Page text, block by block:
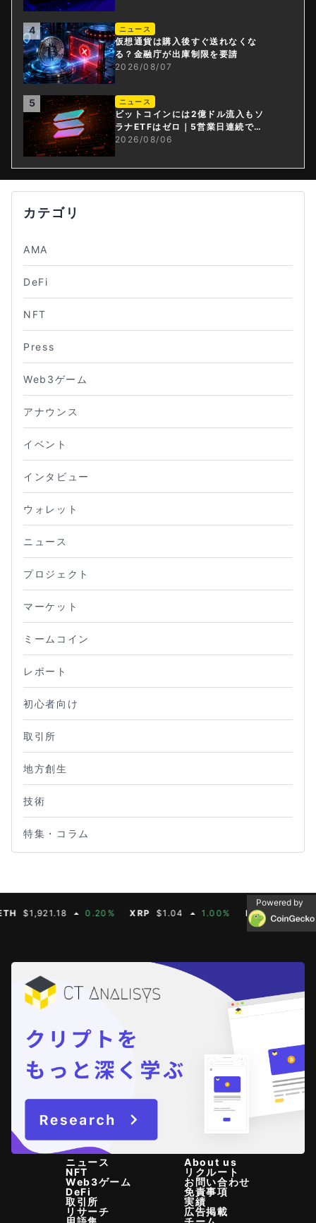
4 ニュース
仮想通貨は購入後すぐ送れなくな
る？金融庁が出庫制限を要請
2026/08/07
5 ニュース
ビットコインには2億ドル流入もソ
ラナETFはゼロ｜5営業日連続で停
止
2026/08/06
カテゴリ
AMA
DeFi
NFT
Press
Web3ゲーム
アナウンス
イベント
インタビュー
ウォレット
ニュース
プロジェクト
マーケット
ミームコイン
レポート
初心者向け
取引所
地方創生
技術
特集・コラム
0.20% XRP $1.04 1.00% BNB $604.50
Powered by
ニュース
NFT
Web3ゲーム
DeFi
取引所
リサーチ
About us
リクルート
お問い合わせ
免責事項
実績
広告掲載